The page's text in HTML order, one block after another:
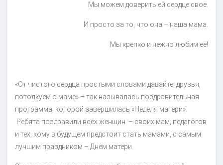
Мы можем доверить ей сердце своё.
И просто за то, что она – наша мама.
Мы крепко и нежно любим её!
«От чистого сердца простыми словами давайте, друзья,
потолкуем о маме» – так называлась поздравительная
программа, которой завершилась «Неделя матери».
Ребята поздравили всех женщин – своих мам, педагогов
и тех, кому в будущем предстоит стать мамами, с самым
лучшим праздником – Днем матери.